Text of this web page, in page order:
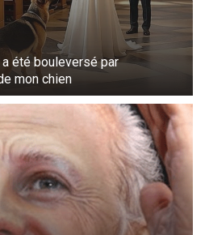
été bouleversé par
mon chien